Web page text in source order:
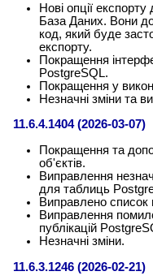
Нові опції
База Даних. Вони
код, який буде
експорту.
Покращення
PostgreSQL.
Покращення у
Незначні зміни та
11.6.4.1404 (2026-03-07)
Покращення та
об'єктів.
Виправлення
для таблиць
Виправлено список
Виправлення
публікацій
Незначні зміни.
11.6.3.1246 (2026-02-21)